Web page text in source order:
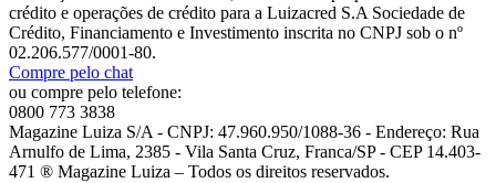
crédito e operações de crédito para a Luizacred S.A Sociedade de
Crédito, Financiamento e Investimento inscrita no CNPJ sob o nº
02.206.577/0001-80.
Compre pelo chat
ou compre pelo telefone:
0800 773 3838
Magazine Luiza S/A - CNPJ: 47.960.950/1088-36 - Endereço: Rua
Arnulfo de Lima, 2385 - Vila Santa Cruz, Franca/SP - CEP 14.403-
471 ® Magazine Luiza – Todos os direitos reservados.